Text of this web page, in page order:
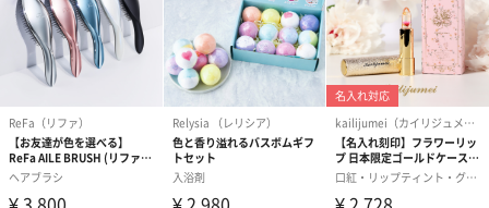
＜桑の葉ジャスミン＞
発酵茶（台湾）、ローズレッド
＜黒文字レモングラス＞
黒文字（徳島県産）、レモングラス
＜長命草高麗人参＞
長命草（鹿児島県産）、高麗人参